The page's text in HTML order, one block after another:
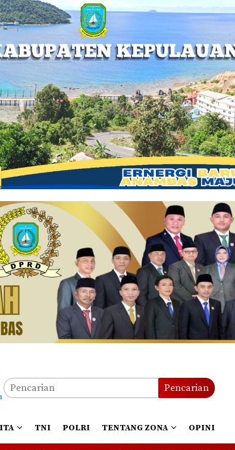
Pencarian
TNI POLRI TENTANG ZONA OPINI